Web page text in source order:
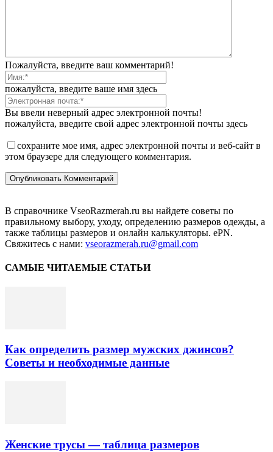
Пожалуйста, введите ваш комментарий!
пожалуйста, введите ваше имя здесь
Вы ввели неверный адрес электронной почты!
пожалуйста, введите свой адрес электронной почты здесь
сохраните мое имя, адрес электронной почты и веб-сайт в
этом браузере для следующего комментария.
В справочнике VseoRazmerah.ru вы найдете советы по
правильному выбору, уходу, определению размеров одежды, а
также таблицы размеров и онлайн калькуляторы. ePN.
Свяжитесь с нами: vseorazmerah.ru@gmail.com
САМЫЕ ЧИТАЕМЫЕ СТАТЬИ
Как определить размер мужских джинсов?
Советы и необходимые данные
Женские трусы — таблица размеров